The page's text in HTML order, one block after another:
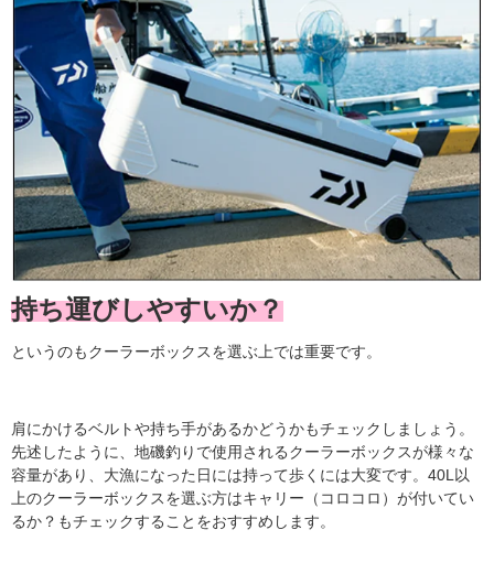
持ち運びしやすいか？
というのもクーラーボックスを選ぶ上では重要です。
肩にかけるベルトや持ち手があるかどうかもチェックしましょう。
先述したように、地磯釣りで使用されるクーラーボックスが様々な
容量があり、大漁になった日には持って歩くには大変です。40L以
上のクーラーボックスを選ぶ方はキャリー（コロコロ）が付いてい
るか？もチェックすることをおすすめします。